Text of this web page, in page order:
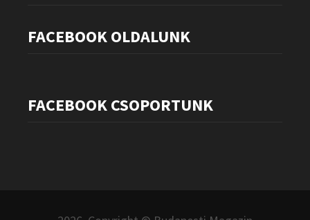
FACEBOOK OLDALUNK
FACEBOOK CSOPORTUNK